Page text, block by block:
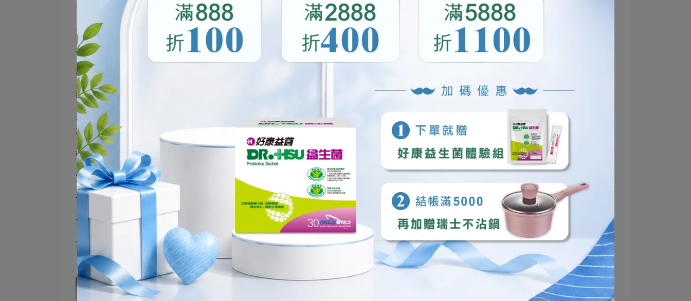
- **機能菌株-A菌 (嗜酸乳酸桿菌)**：胃腸改善功能
- **專利菌株-B菌 (比菲德氏龍根菌-BR022)**：加強防護力
- **機能菌株-R菌 (鼠李糖乳酸桿菌)**：促進排便順暢
- **專利菌株-P菌 (副乾酪乳酸桿菌BRAP-01)**：調整過敏體質
### 3. **適用人群廣泛**
Dr Hsu 好康益菌適合所有年齡層的人群，無論是**腸胃敏感型**、**哈啾打不停型**，還是**孕媽咪型**、**小小朋友型**、**銀髮
潮人型**，都能從中受益，成為您最堅實的健康後盾。
### 4. **多重健康益處**
- **輔助調整過敏體質**：有效減少過敏反應，提升生活品質。
- **胃腸改善功能**：增加腸內好菌，促進消化吸收，減少腸胃不適。
- **促進排便順暢**：解決久蹲廁所的困擾，保持腸道健康。
- **加強防護力**：提高防禦力，抵禦外來侵害。